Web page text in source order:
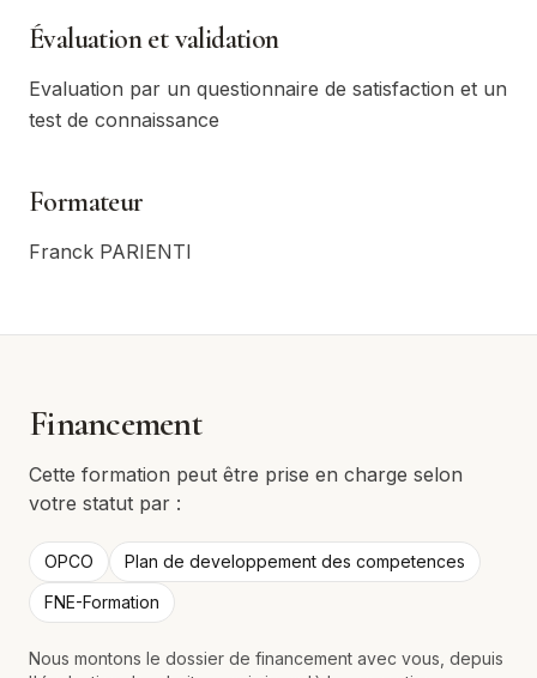
Évaluation et validation
Evaluation par un questionnaire de satisfaction et un
test de connaissance
Formateur
Franck PARIENTI
Financement
Cette formation peut être prise en charge selon
votre statut par :
OPCO
Plan de developpement des competences
FNE-Formation
Nous montons le dossier de financement avec vous, depuis